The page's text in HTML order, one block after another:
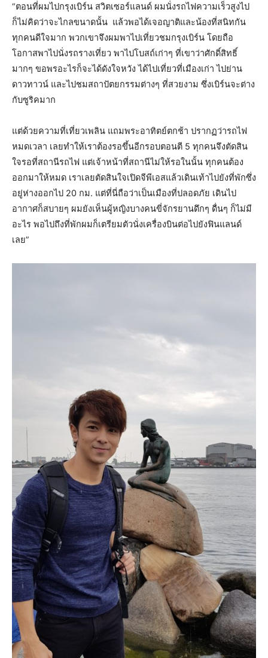
“ตอนที่ผมไปกรุงเบิร์น สวิตเซอร์แลนด์ ผมนั่งรถไฟความเร็วสูงไป
ก็ไม่คิดว่าจะไกลขนาดนั้น แล้วพอได้เจอญาติและน้องที่สนิทกัน
ทุกคนดีใจมาก พวกเขาจึงผมพาไปเที่ยวชมกรุงเบิร์น โดยถือ
โอกาสพาไปนั่งรถรางเที่ยว พาไปโบสถ์เก่าๆ ที่เขาว่าศักดิ์สิทธิ์
มากๆ ขอพรอะไรก็จะได้ดังใจหวัง ได้ไปเที่ยวที่เมืองเก่า ไปย่าน
ดาวทาวน์ และไปชมสถาปัตยกรรมต่างๆ ที่สวยงาม ซึ่งเบิร์นจะต่าง
กับซูริคมาก
แต่ด้วยความที่เที่ยวเพลิน แถมพระอาทิตย์ตกช้า ปรากฏว่ารถไฟ
หมดเวลา เลยทำให้เราต้องรอขึ้นอีกรอบตอนตี 5 ทุกคนจึงตัดสิน
ใจรอที่สถานีรถไฟ แต่เจ้าหน้าที่สถานีไม่ให้รอในนั้น ทุกคนต้อง
ออกมาให้หมด เราเลยตัดสินใจเปิดจีพีเอสแล้วเดินเท้าไปยังที่พักซึ่ง
อยู่ห่างออกไป 20 กม. แต่ที่นี่ถือว่าเป็นเมืองที่ปลอดภัย เดินไป
อากาศก็สบายๆ ผมยังเห็นผู้หญิงบางคนขี่จักรยานดึกๆ ดื่นๆ ก็ไม่มี
อะไร พอไปถึงที่พักผมก็เตรียมตัวนั่งเครื่องบินต่อไปยังฟินแลนด์
เลย”